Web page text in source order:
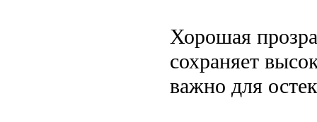
Хорошая
сохраняет
важно для